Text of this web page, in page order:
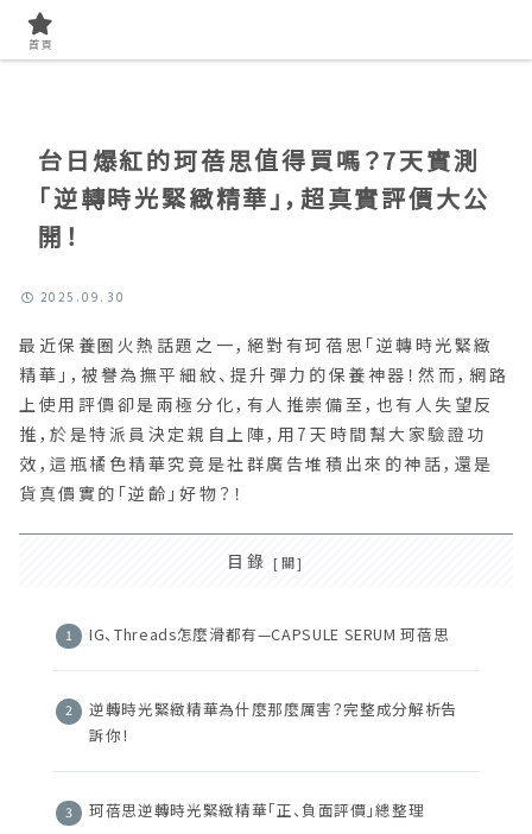
台日爆紅的珂蓓思值得買嗎？7天實測
「逆轉時光緊緻精華」，超真實評價大公
開！
2025.09.30
最近保養圈火熱話題之一，絕對有珂蓓思「逆轉時光緊緻
精華」，被譽為撫平細紋、提升彈力的保養神器！然而，網路
上使用評價卻是兩極分化，有人推崇備至，也有人失望反
推，於是特派員決定親自上陣，用7天時間幫大家驗證功
效，這瓶橘色精華究竟是社群廣告堆積出來的神話，還是
貨真價實的「逆齡」好物？！
目錄
IG、Threads怎麼滑都有—CAPSULE SERUM 珂蓓思
逆轉時光緊緻精華為什麼那麼厲害？完整成分解析告
訴你！
珂蓓思逆轉時光緊緻精華「正、負面評價」總整理
首頁